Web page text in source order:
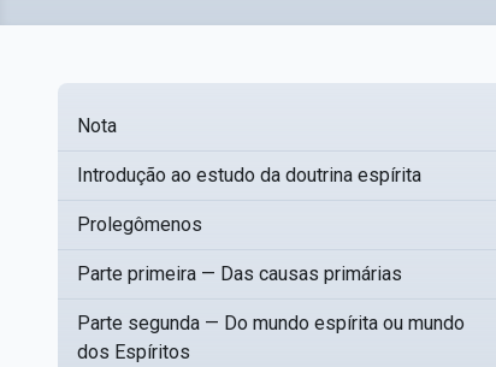
Nota
Introdução ao estudo da doutrina espírita
Prolegômenos
Parte primeira — Das causas primárias
Parte segunda — Do mundo espírita ou mundo
dos Espíritos